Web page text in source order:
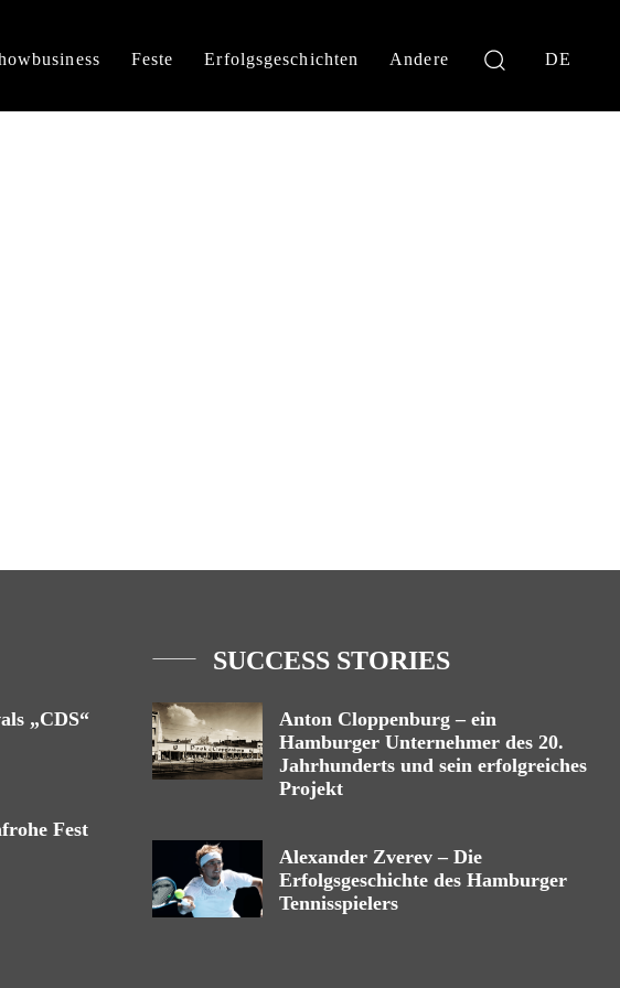
Feste Erfolgsgeschichten Andere DE
„CDS“
Fest
SUCCESS STORIES
Anton Cloppenburg – ein
Hamburger Unternehmer des 20.
Jahrhunderts und sein erfolgreiches
Projekt
Alexander Zverev – Die
Erfolgsgeschichte des Hamburger
Tennisspielers